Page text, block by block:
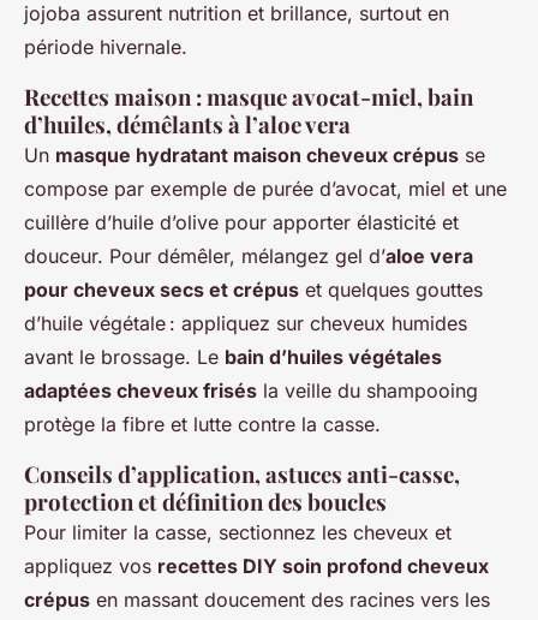
jojoba assurent nutrition et brillance, surtout en
période hivernale.
Recettes maison : masque avocat-miel, bain
d’huiles, démêlants à l’aloe vera
Un masque hydratant maison cheveux crépus se
compose par exemple de purée d’avocat, miel et une
cuillère d’huile d’olive pour apporter élasticité et
douceur. Pour démêler, mélangez gel d’aloe vera
pour cheveux secs et crépus et quelques gouttes
d’huile végétale : appliquez sur cheveux humides
avant le brossage. Le bain d’huiles végétales
adaptées cheveux frisés la veille du shampooing
protège la fibre et lutte contre la casse.
Conseils d’application, astuces anti-casse,
protection et définition des boucles
Pour limiter la casse, sectionnez les cheveux et
appliquez vos recettes DIY soin profond cheveux
crépus en massant doucement des racines vers les